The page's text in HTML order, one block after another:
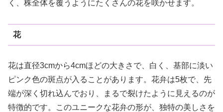
く、株全体を覆うようにたくさんの花を咲かせます。
花
花は直径3cmから4cmほどの大きさで、白く、基部に淡い
ピンク色の斑点が入ることがあります。花弁は5枚で、先
端が深く切れ込んでおり、まるで裂けたように見えるのが
特徴的です。このユニークな花弁の形が、独特の美しさを